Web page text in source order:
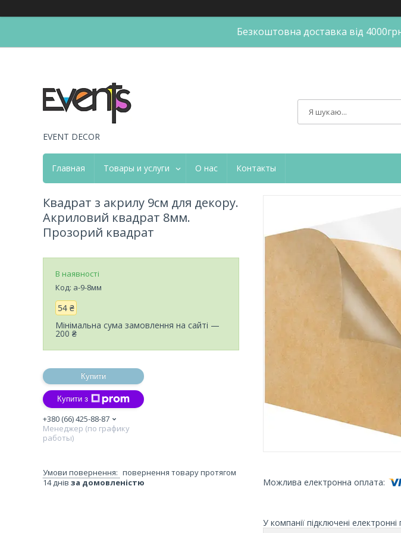
Безкоштовна доставка від
EVENT DECOR
Главная Товары и услуги О нас Контакты
У компанії підключені
Квадрат з акрилу 9см для декору.
Акриловий квадрат 8мм.
Прозорий квадрат
В наявності
Код: а-9-8мм
54 ₴
Мінімальна сума замовлення на сайті —
200 ₴
Купити
Купити з
+380 (66) 425-88-87
Менеджер (по графику
работы)
повернення товару протягом
14 днів за домовленістю